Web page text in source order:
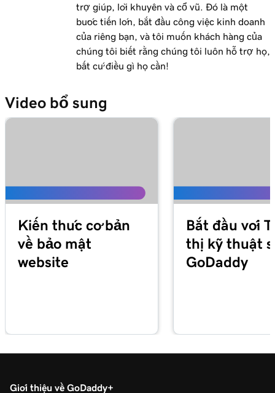
trợ giúp, lời khuyên và cổ vũ. Đó là một
bước tiến lớn, bắt đầu công việc kinh doanh
của riêng bạn, và tôi muốn khách hàng của
chúng tôi biết rằng chúng tôi luôn hỗ trợ họ,
bất cứ điều gì họ cần!
Video bổ sung
Kiến thức cơ bản
về bảo mật
website
Bắt đầu với
thị kỹ thuật
GoDaddy
Giới thiệu về GoDaddy